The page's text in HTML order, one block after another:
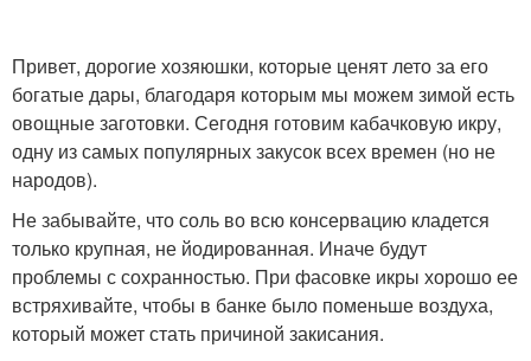
Привет, дорогие хозяюшки, которые ценят лето за его
богатые дары, благодаря которым мы можем зимой есть
овощные заготовки. Сегодня готовим кабачковую икру,
одну из самых популярных закусок всех времен (но не
народов).
Не забывайте, что соль во всю консервацию кладется
только крупная, не йодированная. Иначе будут
проблемы с сохранностью. При фасовке икры хорошо ее
встряхивайте, чтобы в банке было поменьше воздуха,
который может стать причиной закисания.